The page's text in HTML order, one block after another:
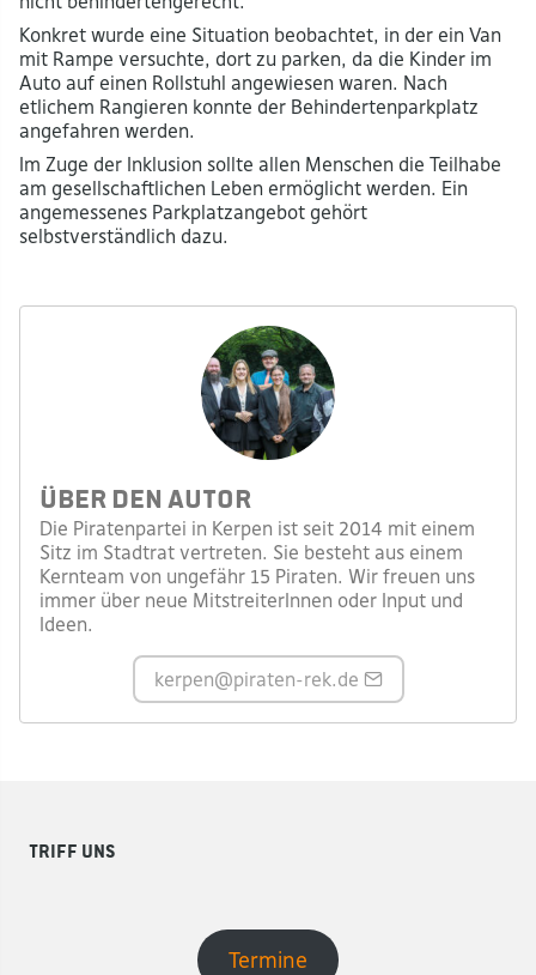
Konkret wurde eine Situation beobachtet, in der ein Van
mit Rampe versuchte, dort zu parken, da die Kinder im
Auto auf einen Rollstuhl angewiesen waren. Nach
etlichem Rangieren konnte der Behindertenparkplatz
angefahren werden.
Im Zuge der Inklusion sollte allen Menschen die Teilhabe
am gesellschaftlichen Leben ermöglicht werden. Ein
angemessenes Parkplatzangebot gehört
selbstverständlich dazu.
Über den Autor
Die Piratenpartei in Kerpen ist seit 2014 mit einem
Sitz im Stadtrat vertreten. Sie besteht aus einem
Kernteam von ungefähr 15 Piraten. Wir freuen uns
immer über neue MitstreiterInnen oder Input und
Ideen.
kerpen@piraten-rek.de
Triff uns
Termine